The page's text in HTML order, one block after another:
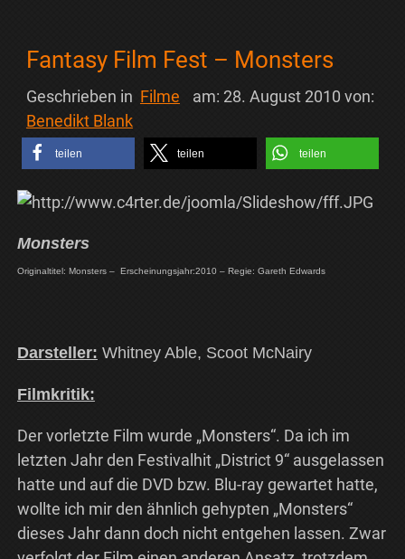
Fantasy Film Fest – Monsters
Geschrieben in Filme am: 28. August 2010 von:
Benedikt Blank
teilen teilen teilen
Monsters
Originaltitel: Monsters – Erscheinungsjahr:2010 – Regie: Gareth Edwards
Darsteller: Whitney Able, Scoot McNairy
Filmkritik:
Der vorletzte Film wurde „Monsters“. Da ich im
letzten Jahr den Festivalhit „District 9“ ausgelassen
hatte und auf die DVD bzw. Blu-ray gewartet hatte,
wollte ich mir den ähnlich gehypten „Monsters“
dieses Jahr dann doch nicht entgehen lassen. Zwar